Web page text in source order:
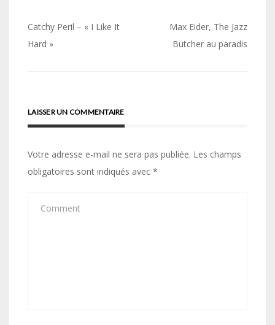
Navigation
de
Catchy Peril – « I Like It
Hard »
Max Eider, The Jazz
Butcher au paradis
LAISSER UN COMMENTAIRE
Votre adresse e-mail ne sera pas publiée. Les champs
obligatoires sont indiqués avec *